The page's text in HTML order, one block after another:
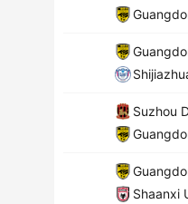
Suzhou
Shaanxi